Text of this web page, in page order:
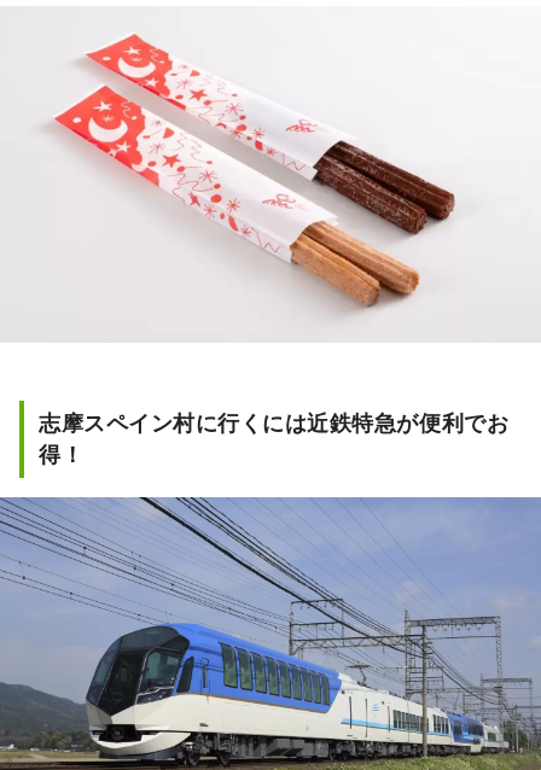
志摩スペイン村に行くには近鉄特急が便利でお
得！